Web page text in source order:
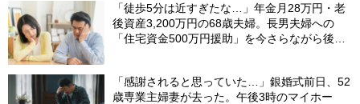
「徒歩5分は近すぎたな…」年金月28万円・老
後資産3,200万円の68歳夫婦。長男夫婦への
「住宅資金500万円援助」を今さらながら後悔
「感謝されると思っていた…」銀婚式前日、52
歳専業主婦妻が去った。午後3時のマイホー